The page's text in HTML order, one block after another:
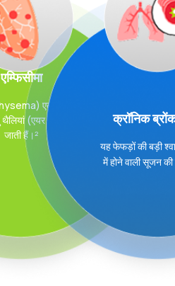
एम्फिसीमा
एक ऐसी स्थिति है,
(एयर सैक्स) क्षतिग्रस्त हो
जाती हैं।²
क्रॉनिक
यह फेफड़ों की बड़ी
में होने वाली सूजन की